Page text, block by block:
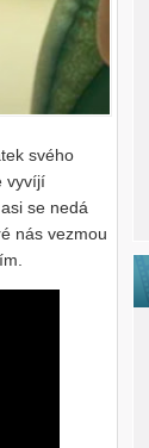
svého
vyvíjí
se nedá
nás vezmou